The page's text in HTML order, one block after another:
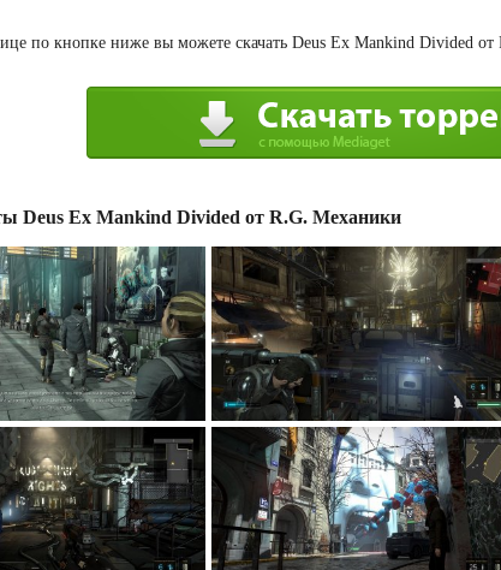
по кнопке ниже вы можете скачать Deus Ex Mankind Divided от
Deus Ex Mankind Divided от R.G. Механики